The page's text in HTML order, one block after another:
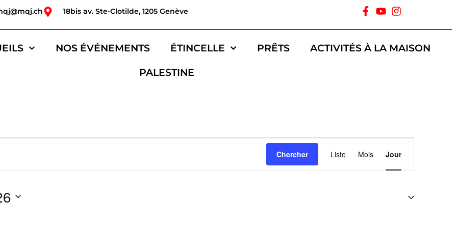
18bis av. Ste-Clotilde, 1205 Genève
NOS ÉVÉNEMENTS ÉTINCELLE PRÊTS ACTIVITÉS À LA MAISON
PALESTINE
Chercher
de
Évènement
Liste Mois Jour